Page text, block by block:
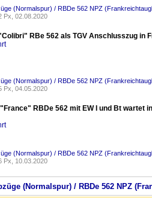
(Normalspur) / RBDe 562 NPZ
Px, 02.08.2020
RBe 562 als TGV Anschlusszug in
(Normalspur) / RBDe 562 NPZ
Px, 04.05.2020
RBDe 562 mit EW I und Bt wartet
(Normalspur) / RBDe 562 NPZ
Px, 10.03.2020
(Normalspur) / RBDe 562 NPZ